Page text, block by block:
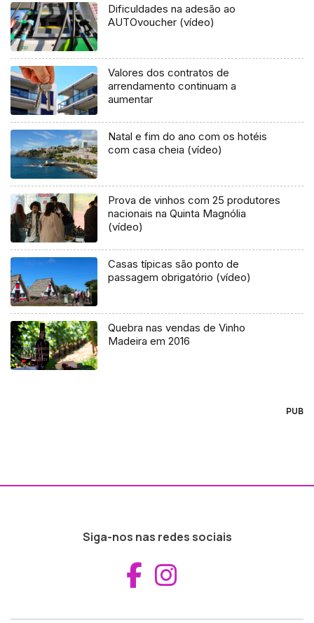
Dificuldades na adesão ao
AUTOvoucher (vídeo)
Valores dos contratos de
arrendamento continuam a
aumentar
Natal e fim do ano com os hotéis
com casa cheia (vídeo)
Prova de vinhos com 25 produtores
nacionais na Quinta Magnólia
(vídeo)
Casas típicas são ponto de
passagem obrigatório (vídeo)
Quebra nas vendas de Vinho
Madeira em 2016
PUB
Siga-nos nas redes sociais
Aceder ao